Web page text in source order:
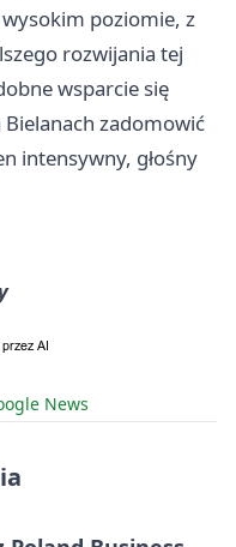
poziomie, z
rozwijania tej
wsparcie się
zadomowić
intensywny, głośny
News